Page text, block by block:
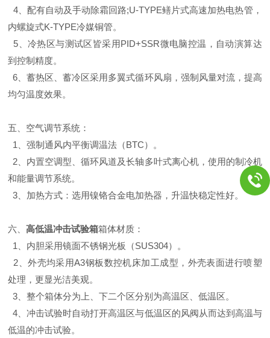
4、配有自动及手动除霜回路;U-TYPE鳝片式高速加热电热管，
内螺旋式K-TYPE冷媒铜管。
5、冷热区与测试区皆采用PID+SSR微电脑控温，自动演算达
到控制精度。
6、蓄热区、蓄冷区采用多翼式循环风扇，强制风量对流，提高
均匀温度效果。
五、空气调节系统：
1、强制通风内平衡调温法（BTC）。
2、内置空调型、循环风道及长轴多叶式离心机，使用的制冷机
和能量调节系统。
3、加热方式：选用镍铬合金电加热器，升温快稳定性好。
六、高低温冲击试验箱箱体材质：
1、内胆采用镜面不锈钢光板（SUS304）。
2、外壳均采用A3钢板数控机床加工成型，外壳表面进行喷塑
处理，更显光洁美观。
3、整个箱体分为上、下二个区分别为高温区、低温区。
4、冲击试验时自动打开高温区与低温区的风阀从而达到高温与
低温的冲击试验。